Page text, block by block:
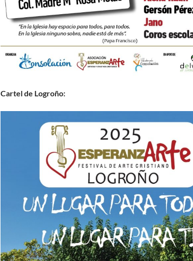
Cartel de Logroño: